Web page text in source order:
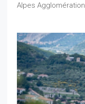
Alpes Agglomération